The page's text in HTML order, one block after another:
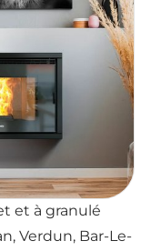
et à granulé
Verdun, Bar-Le-